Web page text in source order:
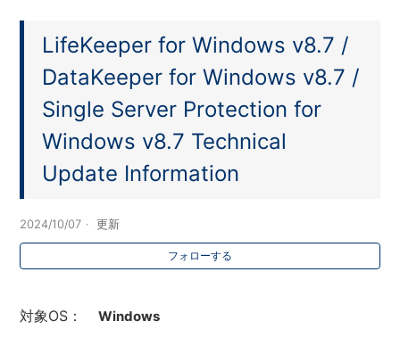
LifeKeeper for Windows v8.7 /
DataKeeper for Windows v8.7 /
Single Server Protection for
Windows v8.7 Technical
Update Information
2024/10/07 更新
フォローする
対象OS： Windows